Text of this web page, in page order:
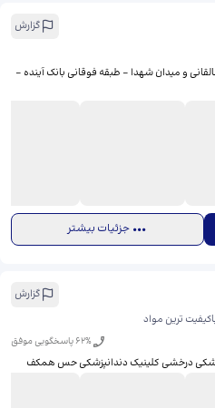
گزارش
و میدان شهدا - طبقه فوقانی بانک آینده -
جزئیات بیشتر
گزارش
ترين مواد
62% پاسخگویی موفق
درخشی کلینیک دندانپزشکی حس همكف